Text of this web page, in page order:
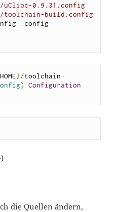
uClibc-0.9.31.config
toolchain-build.config
.config
HOME}/toolchain-
)
Configuration
die Quellen ändern,